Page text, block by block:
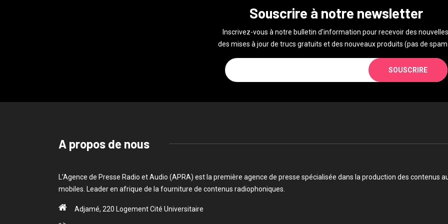
Souscrire à notre newsletter
Inscrivez-vous à notre bulletin d'information pour recevoir des
des mises à jour de trucs gratuits et des nouveaux produits (pas de spam
SOUSCRIRE
A propos de nous
L’Agence de Presse Radio et Audio (APRA) est la première agence de presse spécialisée dans la production des contenus
mobiles. Leader en afrique de la fourniture de contenus radiophoniques.
Adjamé, 220 Logement Cité Universitaire